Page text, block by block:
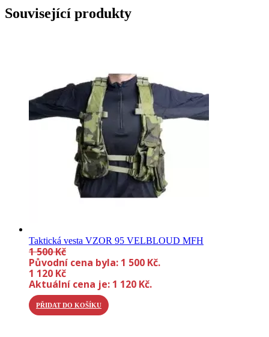
Související produkty
Taktická vesta VZOR 95 VELBLOUD MFH
1 500Kč
Původní cena byla: 1 500 Kč.
1 120 Kč
Aktuální cena je: 1 120 Kč.
PŘIDAT DO KOŠÍKU